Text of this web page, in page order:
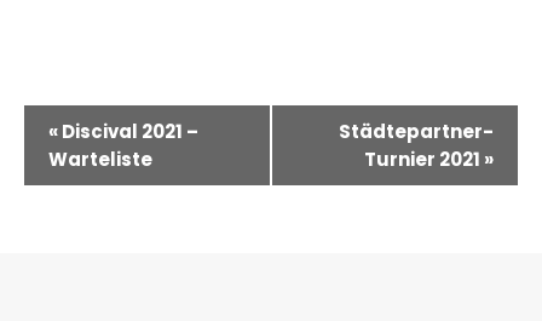
Veranstaltung-
Navigation
«Discival 2021 –
Warteliste
Städtepartner-
Turnier 2021 »